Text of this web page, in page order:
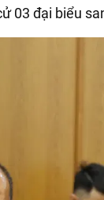
03 đại biểu